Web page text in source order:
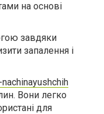
на основі
завдяки
запалення і
Вони легко
для